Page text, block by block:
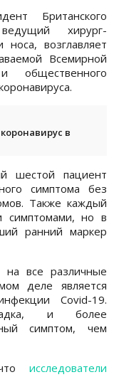
Британского
хирург-
возглавляет
Всемирной
общественного
в
шестой пациент
симптома без
Также каждый
симптомами, но в
ранний маркер
все различные
деле является
Covid-19.
и более
симптом, чем
исследователи